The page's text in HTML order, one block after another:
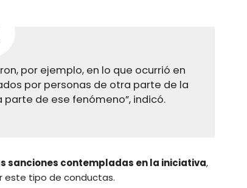
por ejemplo, en lo que ocurrió en
por personas de otra parte de la
de ese fenómeno”, indicó.
sanciones contempladas en la iniciativa,
este tipo de conductas.